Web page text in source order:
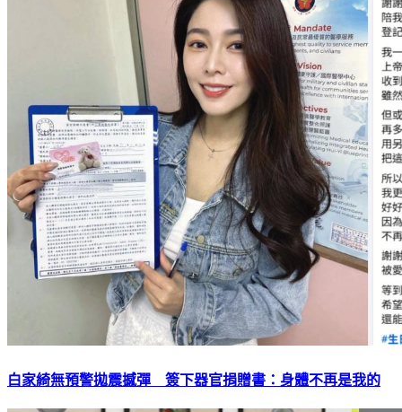
白家綺無預警拋震撼彈 簽下器官捐贈書：身體不再是我的